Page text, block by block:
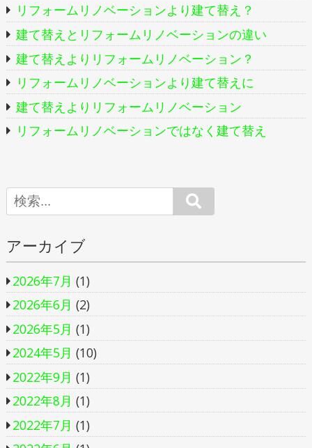
リフォームリノベーションより建て替え？
建て替えとリフォームリノベーションの違い
建て替えよりリフォームリノベーション？
リフォームリノベーションより建て替えに
建て替えよりリフォームリノベーション
リフォームリノベーションではなく建て替え
アーカイブ
2026年7月 (1)
2026年6月 (2)
2026年5月 (1)
2024年5月 (10)
2022年9月 (1)
2022年8月 (1)
2022年7月 (1)